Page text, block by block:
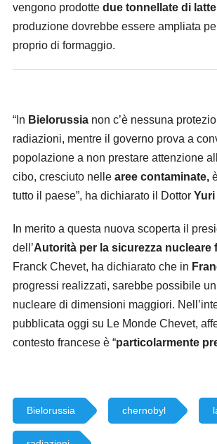
vengono prodotte due tonnellate di latte
produzione dovrebbe essere ampliata
proprio di formaggio.
“In Bielorussianon c’è nessuna
radiazioni, mentre il governo prova a
popolazione a non prestare attenzione
cibo, cresciuto nelle aree contaminate,
tutto il paese”, ha dichiarato il Dottor
In merito a questa nuova scoperta il
dell’Autorità per la sicurezza nucleare
Franck Chevet, ha dichiarato che in
progressi realizzati, sarebbe possibile
nucleare di dimensioni maggiori.
pubblicata oggi su Le Monde Chevet,
contesto francese è “particolarmente
Bielorussia chernobyl